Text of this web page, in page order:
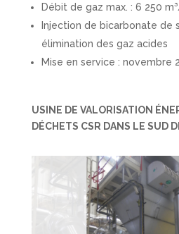
Débit de gaz max. : 6 250
Injection de bicarbonate de
élimination des gaz acides
Mise en service : novembre
USINE DE VALORISATION
DÉCHETS CSR DANS LE SUD